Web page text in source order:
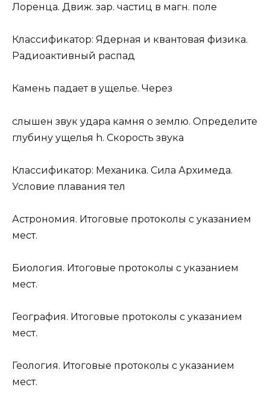
Лоренца. Движ. зар. частиц в магн. поле
Классификатор: Ядерная и квантовая физика.
Радиоактивный распад
Камень падает в ущелье. Через
слышен звук удара камня о землю. Определите
глубину ущелья h. Скорость звука
Классификатор: Механика. Сила Архимеда.
Условие плавания тел
Астрономия. Итоговые протоколы с указанием
мест.
Биология. Итоговые протоколы с указанием
мест.
География. Итоговые протоколы с указанием
мест.
Геология. Итоговые протоколы с указанием
мест.